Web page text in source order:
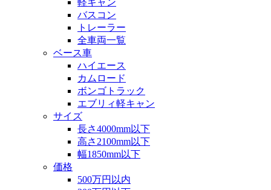
バスコン
トレーラー
全車両一覧
ベース車
ハイエース
カムロード
ボンゴトラック
エブリィ軽キャン
サイズ
長さ4000mm以下
高さ2100mm以下
幅1850mm以下
価格
500万円以内